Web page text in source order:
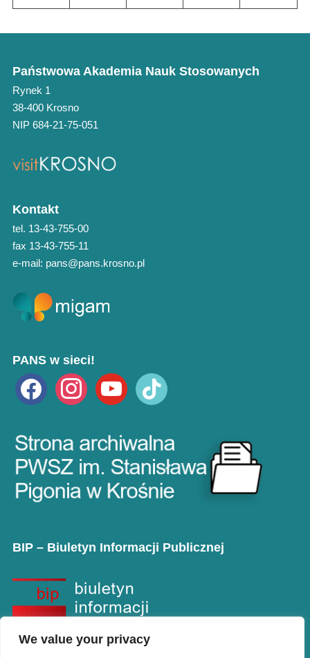
We value your privacy
Państwowa Akademia Nauk Stosowanych
Rynek 1
38-400 Krosno
NIP 684-21-75-051
Kontakt
tel. 13-43-755-00
fax 13-43-755-11
e-mail: pans@pans.krosno.pl
PANS w sieci!
facebook instagramyoutube tiktok
BIP – Biuletyn Informacji Publicznej